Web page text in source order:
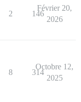
2 146
Février 20,
2026
8 314
Octobre 12,
2025